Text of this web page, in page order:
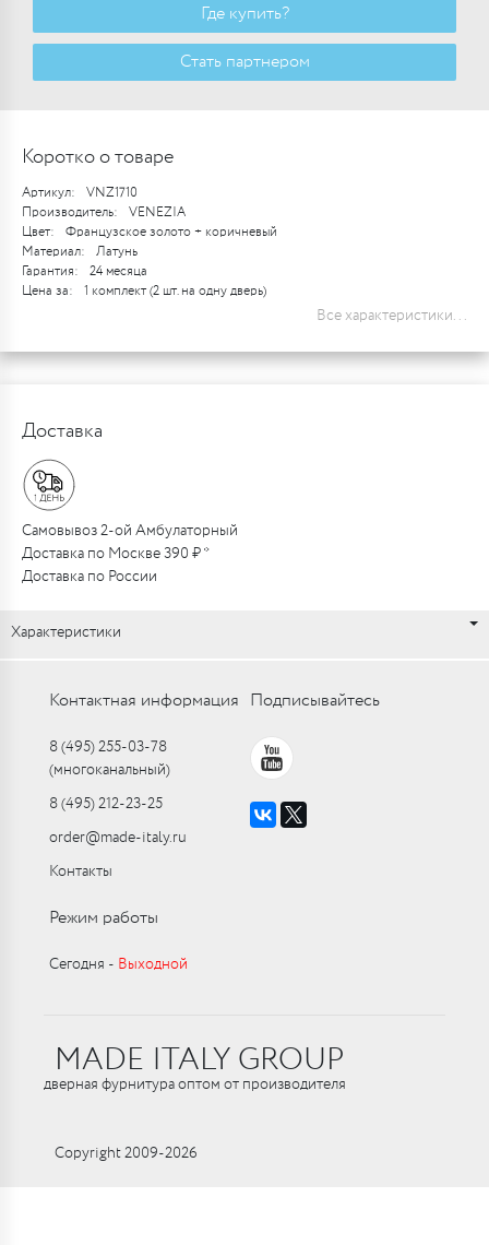
Где купить?
Стать партнером
Коротко о товаре
Артикул:
VNZ1710
Производитель:
VENEZIA
Цвет:
Французское золото + коричневый
Материал:
Латунь
Гарантия:
24 месяца
Цена за:
1 комплект (2 шт. на одну дверь)
Все характеристики...
Доставка
Самовывоз 2-ой Амбулаторный
Доставка по Москве 390 ₽ *
Доставка по России
Характеристики
Контактная информация
8 (495) 255-03-78
(многоканальный)
8 (495) 212-23-25
order@made-italy.ru
Контакты
Подписывайтесь
Режим работы
Сегодня ‑ Выходной
MADE ITALY GROUP
дверная фурнитура оптом от производителя
Copyright 2009-2026